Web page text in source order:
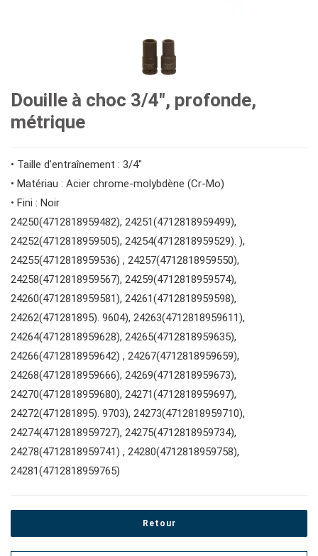
#Clés à molette et pinces
#adaptateurs de clés
Impact d'entraînement 1"
#prises de bougies d'allumage
Douilles à embouts #1/2"
pilotes d'engrenages
#Clés hexagonales et torx
#outils de couple
#pinces, cutters, serre-joints
#outils électroportatifs
#outils d'entretien des véhicules
#outils de service général
#outils de carrosserie et d'intérieur
#outils de fluides et de lubrification
Douille à choc 3/4", profonde,
métrique
• Taille d'entraînement : 3/4"
• Matériau : Acier chrome-molybdène (Cr-Mo)
• Fini : Noir
24250(4712818959482), 24251(4712818959499),
24252(4712818959505), 24254(4712818959529). ),
24255(4712818959536) , 24257(4712818959550),
24258(4712818959567), 24259(4712818959574),
24260(4712818959581), 24261(4712818959598),
24262(471281895). 9604), 24263(4712818959611),
24264(4712818959628), 24265(4712818959635),
24266(4712818959642) , 24267(4712818959659),
24268(4712818959666), 24269(4712818959673),
24270(4712818959680), 24271(4712818959697),
24272(471281895). 9703), 24273(4712818959710),
24274(4712818959727), 24275(4712818959734),
24278(4712818959741) , 24280(4712818959758),
24281(4712818959765)
Retour